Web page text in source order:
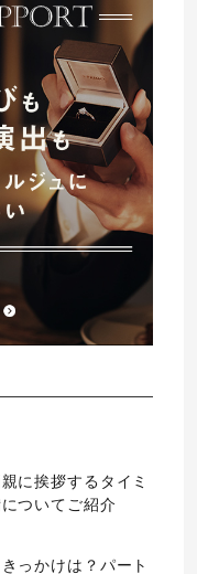
に挨拶するタイミ
ついてご紹介
っかけは？パート